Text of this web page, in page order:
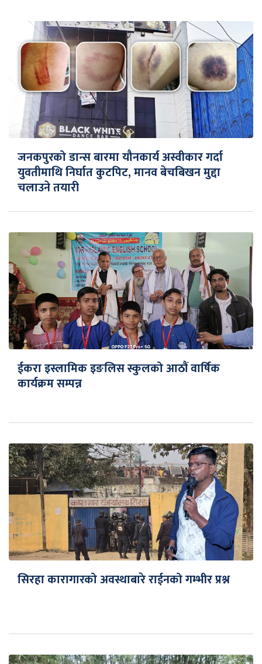
जनकपुरको डान्स बारमा यौनकार्य अस्वीकार गर्दा
युवतीमाथि निर्घात कुटपिट, मानव बेचबिखन मुद्दा
चलाउने तयारी
ईकरा इस्लामिक इङलिस स्कुलको आठौं वार्षिक
कार्यक्रम सम्पन्न
सिरहा कारागारको अवस्थाबारे राईनको गम्भीर प्रश्न